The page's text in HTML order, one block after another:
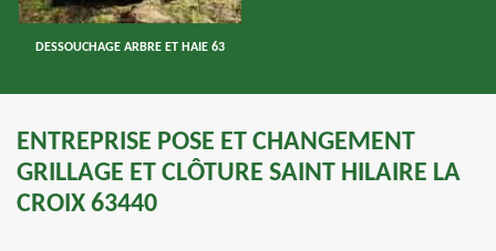
DESSOUCHAGE ARBRE ET HAIE 63
ENTREPRISE POSE ET CHANGEMENT
GRILLAGE ET CLÔTURE SAINT HILAIRE LA
CROIX 63440